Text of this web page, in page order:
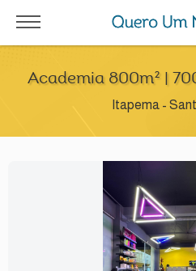
Academia 800m² |
Itapema -